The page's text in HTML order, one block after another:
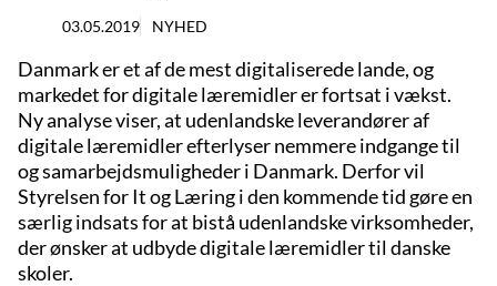
03.05.2019 NYHED
Danmark er et af de mest digitaliserede lande, og
markedet for digitale læremidler er fortsat i vækst.
Ny analyse viser, at udenlandske leverandører af
digitale læremidler efterlyser nemmere indgange til
og samarbejdsmuligheder i Danmark. Derfor vil
Styrelsen for It og Læring i den kommende tid gøre en
særlig indsats for at bistå udenlandske virksomheder,
der ønsker at udbyde digitale læremidler til danske
skoler.